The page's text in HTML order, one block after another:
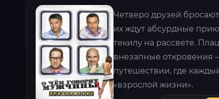
Четверо друзей
их ждут абсурдные
текилу на рассвете.
внезапные откровения
путешествии, где
«взрослой жизни».